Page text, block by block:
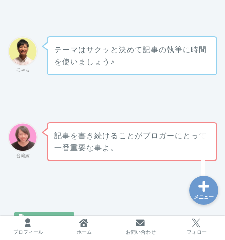
にゃも
テーマはサクッと決めて記事の執筆に時間
を使いましょう♪
台湾嫁
記事を書き続けることがブロガーにとって
一番重要な事よ。
本当にブログで稼げるの？【初
プロフィール ホーム お問い合わせ フォロー
メニュー
台湾
ブログ運営